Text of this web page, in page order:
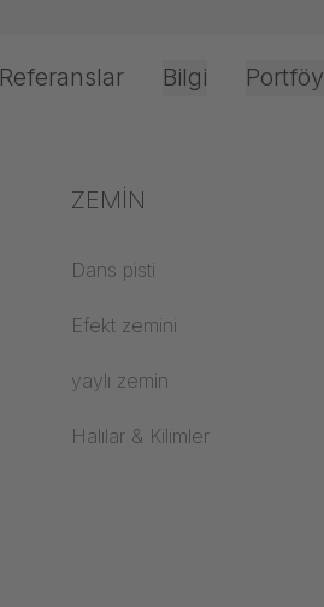
Etkinlik & Eğlence
Referanslar Bilgi
İşleme ve uygulama
Portföy
ZEMİN
Dans pisti
Efekt zemini
yaylı zemin
Halılar & Kilimler
KARİYER